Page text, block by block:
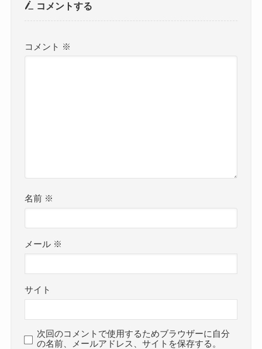
コメントする
コメント ※
名前 ※
メール ※
サイト
次回のコメントで使用するためブラウザーに自分
の名前、メールアドレス、サイトを保存する。